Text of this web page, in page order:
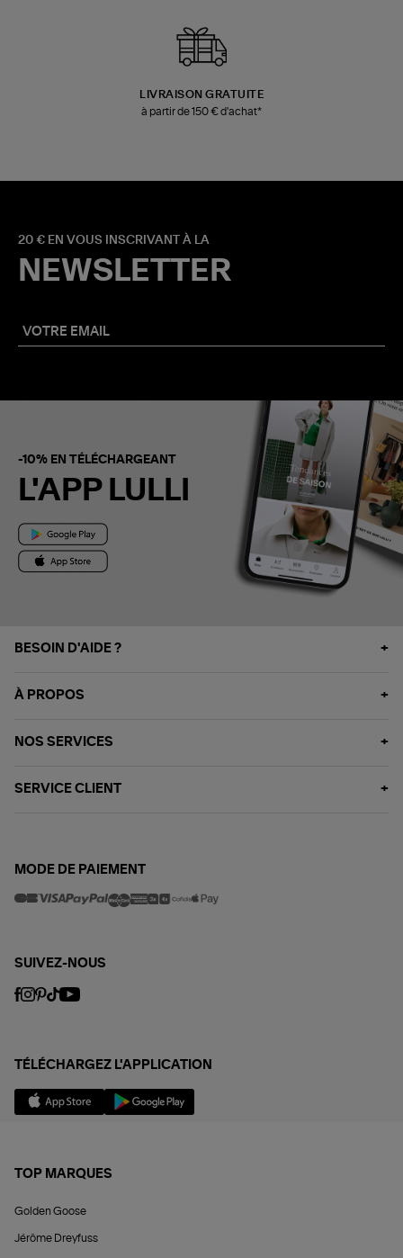
LIVRAISON GRATUITE
à partir de 150 € d'achat*
20 € EN VOUS INSCRIVANT À LA
NEWSLETTER
-10% EN TÉLÉCHARGEANT
L'APP LULLI
BESOIN D'AIDE ?
À PROPOS
NOS SERVICES
SERVICE CLIENT
MODE DE PAIEMENT
SUIVEZ-NOUS
TÉLÉCHARGEZ L'APPLICATION
TOP MARQUES
Golden Goose
Jérôme Dreyfuss